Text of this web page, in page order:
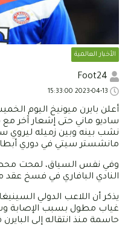
الأخبار العالمية
ساديو ماني حتى إشعار آخر
نشب بينه وبين زميله ليروي
مانشستر سيتي في دوري أبطال
النادي البافاري في فسخ عقد
يذكر أن اللاعب الدولي
حاسمة منذ انتقاله إلى